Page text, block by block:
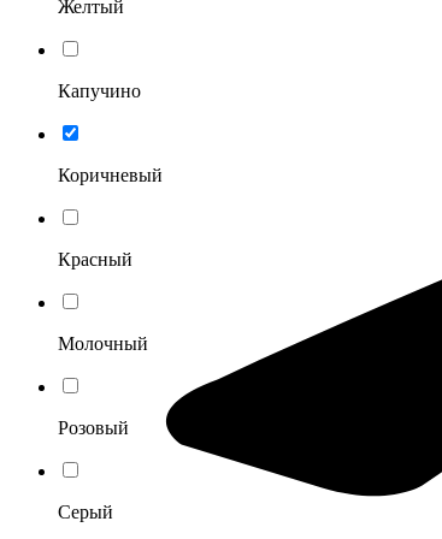
Желтый
Капучино
Коричневый
Красный
Молочный
Розовый
Серый